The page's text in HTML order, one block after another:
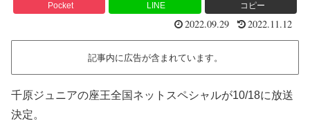
Pocket LINE コピー
2022.09.29 2022.11.12
記事内に広告が含まれています。
千原ジュニアの座王全国ネットスペシャルが10/18に放送
決定。